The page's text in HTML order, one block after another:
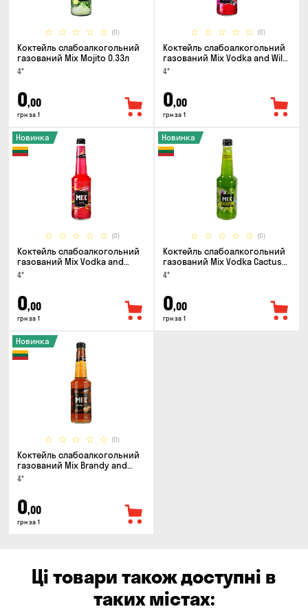
(0)
Коктейль слабоалкогольний
газований Mix Mojito 0.33л
4°
0,00
грн за 1
(0)
Коктейль слабоалкогольний
газований Mix Vodka and Wild
Berry 0.33л
4°
0,00
грн за 1
(0)
Новинка
Коктейль слабоалкогольний
газований Mix Vodka and
Watermelon 0.33л
4°
0,00
грн за 1
(0)
Новинка
Коктейль слабоалкогольний
газований Mix Vodka Cactus
and Green Apple 0.33л
4°
0,00
грн за 1
(0)
Новинка
Коктейль слабоалкогольний
газований Mix Brandy and
Cola 0.33л
4°
0,00
грн за 1
Ці товари також доступні в
таких містах: